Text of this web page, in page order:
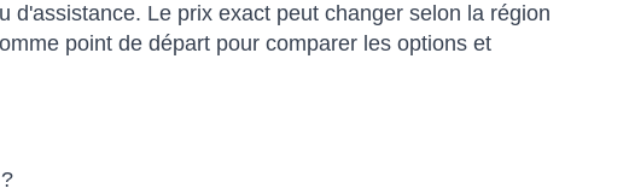
Le prix exact peut changer selon la région
point de départ pour comparer les options et